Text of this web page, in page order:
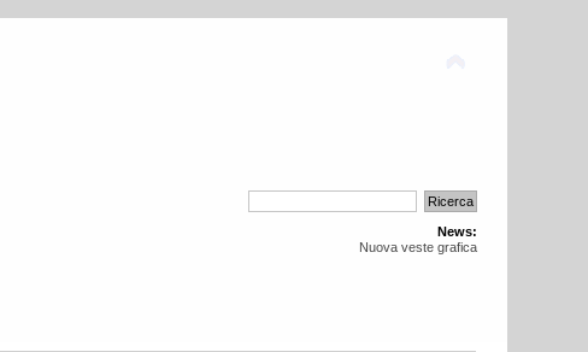
News:
Nuova veste grafica